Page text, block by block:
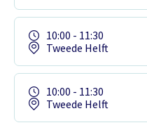
10:00 - 11:30
Tweede Helft
10:00 - 11:30
Tweede Helft